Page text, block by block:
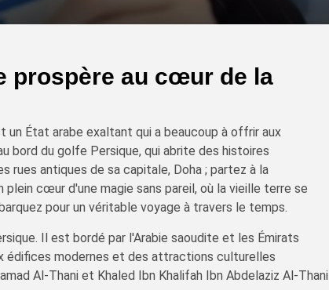
prospère au cœur de la
État arabe exaltant qui a beaucoup à offrir aux
bord du golfe Persique, qui abrite des histoires
rues antiques de sa capitale, Doha ; partez à la
cœur d'une magie sans pareil, où la vieille terre se
pour un véritable voyage à travers le temps.
Il est bordé par l'Arabie saoudite et les Émirats
édifices modernes et des attractions culturelles
Al-Thani et Khaled Ibn Khalifah Ibn Abdelaziz Al-Thani